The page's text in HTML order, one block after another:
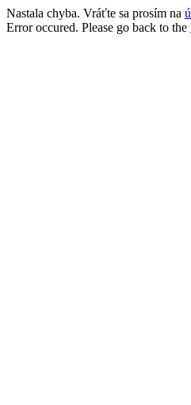
Nastala chyba. Vráťte sa prosím na
Error occured. Please go back to the